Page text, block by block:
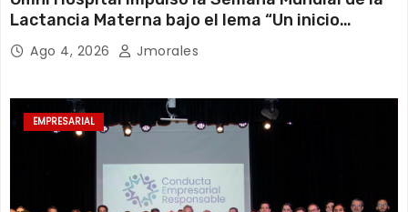
Lactancia Materna bajo el lema “Un inicio
sostenible en cualquier circunstancia”
Ago 4, 2026 Jmorales
EMPRESARIAL